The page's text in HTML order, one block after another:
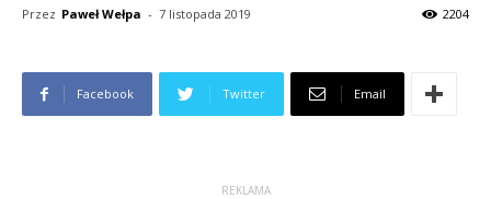
Przez Paweł Wełpa - 7 listopada 2019 2204
Facebook Twitter Email
REKLAMA